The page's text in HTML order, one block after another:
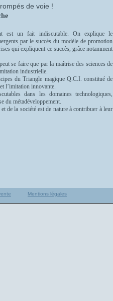
de voie !
est un fait indiscutable. On explique le
par le succès du modèle de promotion
qui expliquent ce succès, grâce notamment
se faire que par la maîtrise des sciences de
industrielle.
du Triangle magique Q.C.I. constitué de
l’imitation innovante.
dans les domaines technologiques,
du métadéveloppement.
de la société est de nature à contribuer à leur
Mentions légales